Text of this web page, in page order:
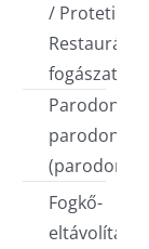
/ Protetika /
fogászat
Fogkő-
eltávolítás